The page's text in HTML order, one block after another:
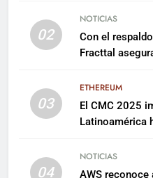
02
NOTICIAS
Con el
Fracttal
03
ETHEREUM
El CMC 2025
Latinoamérica
04
NOTICIAS
AWS reconoce